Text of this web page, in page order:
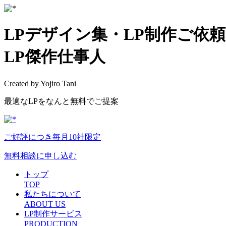
LPデザイン集・LP制作ご依
LP傑作仕事人
Created by Yojiro Tani
最適なLPをなんと無料でご提案
ご好評につき毎月10社限定
無料相談に申し込む
トップ
TOP
私たちについて
ABOUT US
LP制作サービス
PRODUCTION